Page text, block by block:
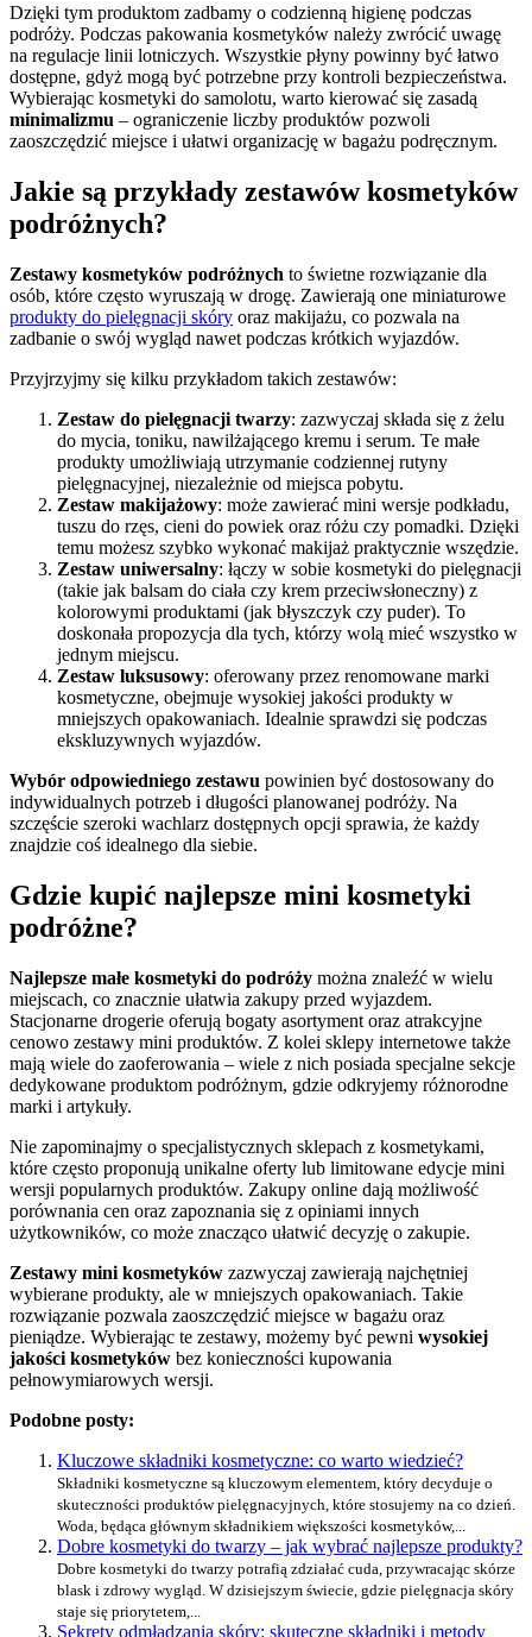
Dzięki tym produktom zadbamy o codzienną higienę podczas
podróży. Podczas pakowania kosmetyków należy zwrócić uwagę
na regulacje linii lotniczych. Wszystkie płyny powinny być łatwo
dostępne, gdyż mogą być potrzebne przy kontroli bezpieczeństwa.
Wybierając kosmetyki do samolotu, warto kierować się zasadą
minimalizmu – ograniczenie liczby produktów pozwoli
zaoszczędzić miejsce i ułatwi organizację w bagażu podręcznym.
Jakie są przykłady zestawów kosmetyków
podróżnych?
Zestawy kosmetyków podróżnych to świetne rozwiązanie dla
osób, które często wyruszają w drogę. Zawierają one miniaturowe
produkty do pielęgnacji skóry oraz makijażu, co pozwala na
zadbanie o swój wygląd nawet podczas krótkich wyjazdów.
Przyjrzyjmy się kilku przykładom takich zestawów:
Zestaw do pielęgnacji twarzy: zazwyczaj składa się z żelu
do mycia, toniku, nawilżającego kremu i serum. Te małe
produkty umożliwiają utrzymanie codziennej rutyny
pielęgnacyjnej, niezależnie od miejsca pobytu.
Zestaw makijażowy: może zawierać mini wersje podkładu,
tuszu do rzęs, cieni do powiek oraz różu czy pomadki. Dzięki
temu możesz szybko wykonać makijaż praktycznie wszędzie.
Zestaw uniwersalny: łączy w sobie kosmetyki do pielęgnacji
(takie jak balsam do ciała czy krem przeciwsłoneczny) z
kolorowymi produktami (jak błyszczyk czy puder). To
doskonała propozycja dla tych, którzy wolą mieć wszystko w
jednym miejscu.
Zestaw luksusowy: oferowany przez renomowane marki
kosmetyczne, obejmuje wysokiej jakości produkty w
mniejszych opakowaniach. Idealnie sprawdzi się podczas
ekskluzywnych wyjazdów.
Wybór odpowiedniego zestawu powinien być dostosowany do
indywidualnych potrzeb i długości planowanej podróży. Na
szczęście szeroki wachlarz dostępnych opcji sprawia, że każdy
znajdzie coś idealnego dla siebie.
Gdzie kupić najlepsze mini kosmetyki
podróżne?
Najlepsze małe kosmetyki do podróży można znaleźć w wielu
miejscach, co znacznie ułatwia zakupy przed wyjazdem.
Stacjonarne drogerie oferują bogaty asortyment oraz atrakcyjne
cenowo zestawy mini produktów. Z kolei sklepy internetowe także
mają wiele do zaoferowania – wiele z nich posiada specjalne sekcje
dedykowane produktom podróżnym, gdzie odkryjemy różnorodne
marki i artykuły.
Nie zapominajmy o specjalistycznych sklepach z kosmetykami,
które często proponują unikalne oferty lub limitowane edycje mini
wersji popularnych produktów. Zakupy online dają możliwość
porównania cen oraz zapoznania się z opiniami innych
użytkowników, co może znacząco ułatwić decyzję o zakupie.
Zestawy mini kosmetyków zazwyczaj zawierają najchętniej
wybierane produkty, ale w mniejszych opakowaniach. Takie
rozwiązanie pozwala zaoszczędzić miejsce w bagażu oraz
pieniądze. Wybierając te zestawy, możemy być pewni wysokiej
jakości kosmetyków bez konieczności kupowania
pełnowymiarowych wersji.
Podobne posty:
Kluczowe składniki kosmetyczne: co warto wiedzieć?
Składniki kosmetyczne są kluczowym elementem, który decyduje o
skuteczności produktów pielęgnacyjnych, które stosujemy na co dzień.
Woda, będąca głównym składnikiem większości kosmetyków,...
Dobre kosmetyki do twarzy – jak wybrać najlepsze produkty?
Dobre kosmetyki do twarzy potrafią zdziałać cuda, przywracając skórze
blask i zdrowy wygląd. W dzisiejszym świecie, gdzie pielęgnacja skóry
staje się priorytetem,...
Sekrety odmładzania skóry: skuteczne składniki i metody